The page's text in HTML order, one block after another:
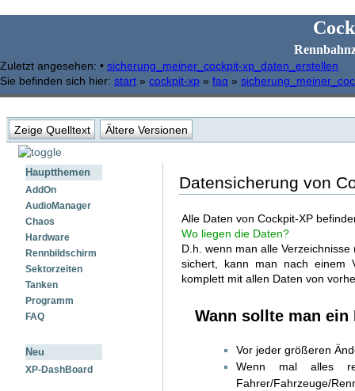
Zuletzt angesehen: • sicherung_meiner_cockpit-xp_daten_erstellen
Sie befinden sich hier: start » cockpit-xp » faq »
Zeige Quelltext Ältere Versionen
Hauptthemen
AddOn
AudioManager
Chaos
Hardware
Rennbildschirm
Sektorzeiten
Tanken
Programm
FAQ
Neu
XP-DashBoard
Datensicherung von
Alle Daten von Cockpit-XP
Wo liegen die Daten?
D.h. wenn man alle
sichert, kann man nach einem
komplett mit allen Daten von
Wann sollte man
Vor jeder größeren
Wenn mal alles
Fahrer/Fahrzeuge/